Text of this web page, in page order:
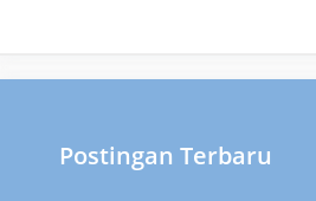
Postingan Terbaru